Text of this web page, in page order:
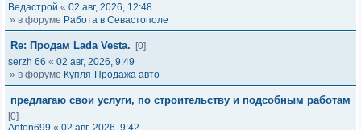
Ведастрой « 02 авг, 2026, 12:48
» в форуме Работа в Севастополе
Re: Продам Lada Vesta.
[0]
serzh 66 « 02 авг, 2026, 9:49
» в форуме Купля-Продажа авто
предлагаю свои услуги, по строительству и подсобным работам
[0]
Anton699 « 02 авг, 2026, 9:42